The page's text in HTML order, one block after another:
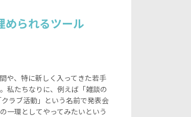
められるツール
や、特に新しく入ってきた若手
私たちなりに、例えば「雑談の
ラブ活動」という名前で発表会
一環としてやってみたいという